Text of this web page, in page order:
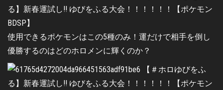
使用できるポケモンはこの5種のみ！運だけで相手を倒し
優勝するのはどのホロメンに輝くのか？